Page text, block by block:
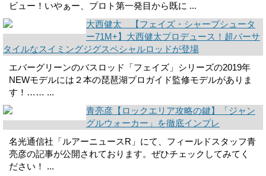
ビュー！いやぁー、プロト第一発目から既に ...
大西健太 【フェイズ・シャープシュータ
ー71M+】大西健太プロデュース！超バーサ
タイルなスイミングジグスペシャルロッドが登場
エバーグリーンのバスロッド「フェイズ」シリーズの2019年
NEWモデルには２本の琵琶湖プロガイド監修モデルがありま
す！…… ...
青亮彦【ロックエリア攻略の鍵】「ジャン
グルウォーカー」を徹底インプレ
名光通信社「ルアーニュースR」にて、フィールドスタッフ青
亮彦の記事が公開されております。ぜひチェックしてみてく
ださい！ ...